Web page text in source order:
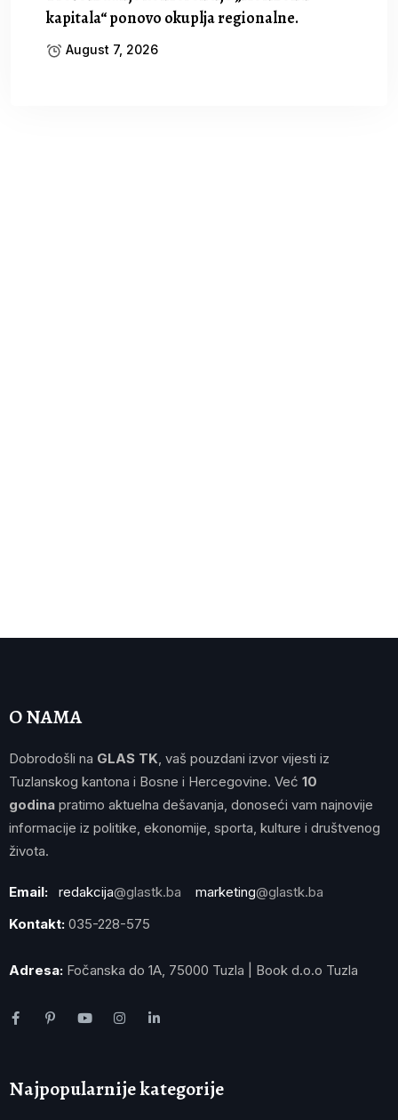
kapitala“ ponovo okuplja regionalne.
August 7, 2026
O NAMA
Dobrodošli na GLAS TK , vaš pouzdani izvor vijesti iz
Tuzlanskog kantona i Bosne i Hercegovine. Već 10
godina pratimo aktuelna dešavanja, donoseći vam najnovije
informacije iz politike, ekonomije, sporta, kulture i društvenog
života.
Email: redakcija@glastk.ba marketing@glastk.ba
Kontakt: 035-228-575
Adresa: Fočanska do 1A, 75000 Tuzla | Book d.o.o Tuzla
Najpopularnije kategorije